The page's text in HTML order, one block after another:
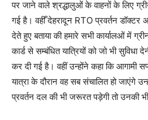
पर जाने वाले श्रद्धालुओं के वाहनों के लिए
गई है। वहीँ देहरादून RTO प्रवर्तन डॉक्टर
देते हुए बताया की हमारे सभी कार्यालओं में
कार्ड से सम्बंधित यात्रियों को जो भी सुविधा
कर दी गई है। वहीं उन्होंने कहा कि आगामी
यात्रा के दौरान वह सब संचालित हो जाएंगे
प्रवर्तन दल की भी जरूरत पड़ेगी तो उनकी